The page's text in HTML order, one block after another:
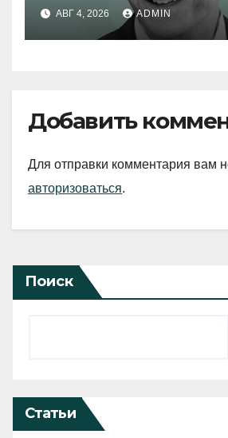
АВГ 4, 2026 ADMIN
Добавить
Для отправки комментария вам
авторизоваться.
Поиск
Статьи